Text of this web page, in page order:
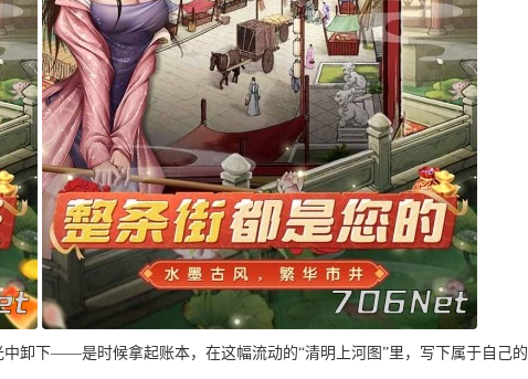
卸下——是时候拿起账本，在这幅流动的“清明上河图”里，写下属于自己的